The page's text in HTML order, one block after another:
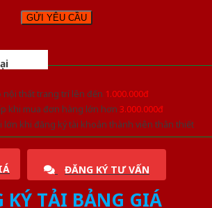
nội thất trang trí lên đến 1.000.000đ
khi mua đơn hàng lớn hơn 3.000.000đ
lớn khi đăng ký tài khoản thành viên thân thiết
ĐĂNG KÝ TƯ VẤN
KÝ TẢI BẢNG GIÁ